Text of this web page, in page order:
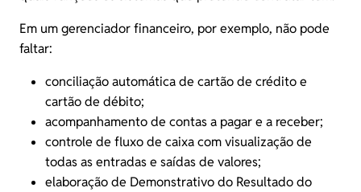
Em umgerenciador financeiro, por exemplo, não pode
faltar:
conciliação automática de cartão de crédito e
cartão de débito;
acompanhamento de contas a pagar e a receber;
controle de fluxo de caixa com visualização de
todas as entradas e saídas de valores;
elaboração de Demonstrativo do Resultado do